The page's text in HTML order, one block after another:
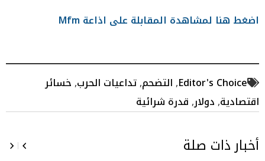
اضغط هنا لمشاهدة المقابلة على اذاعة Mfm
Editor's Choice
,التضحم,تداعيات الحرب,خسائر
اقتصادية,دولار,قدرة شرائية
أخبار ذات صلة